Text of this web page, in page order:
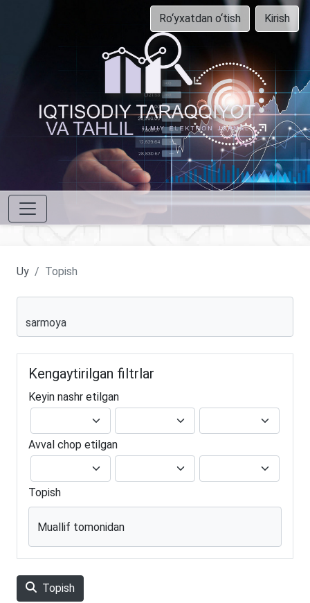
Ro‘yxatdan o‘tish Kirish
Uy Topish
Kengaytirilgan filtrlar
Keyin nashr etilgan
Avval chop etilgan
Topish
Muallif tomonidan
Topish